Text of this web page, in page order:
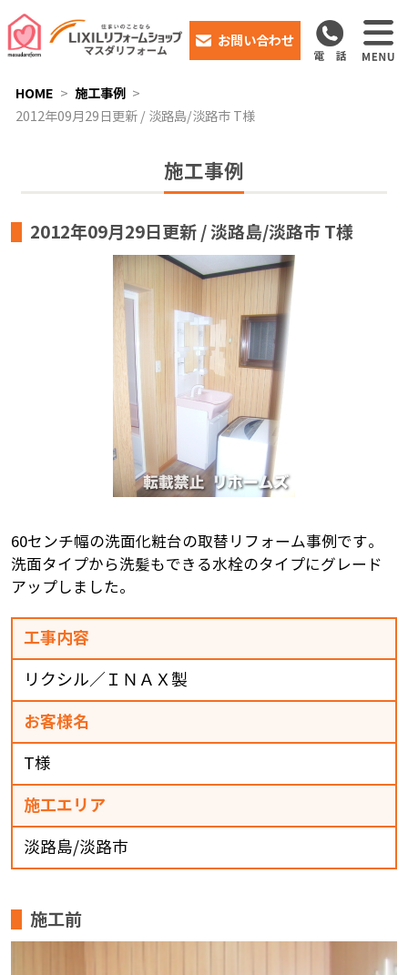
お問い合わせ
HOME
施工事例
2012年09月29日更新 / 淡路島/淡路市 T様
施工事例
2012年09月29日更新 / 淡路島/淡路市 T様
60センチ幅の洗面化粧台の取替リフォーム事例です。
洗面タイプから洗髪もできる水栓のタイプにグレード
アップしました。
工事内容
リクシル／ＩＮＡＸ製
お客様名
T様
施工エリア
淡路島/淡路市
施工前